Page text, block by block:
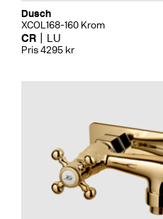
Dusch
XCOL168-160 Krom
CR LU
Pris 4295 kr